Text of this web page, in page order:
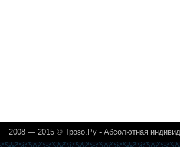
2008 — 2015 © Трозо.Ру - Абсолютная